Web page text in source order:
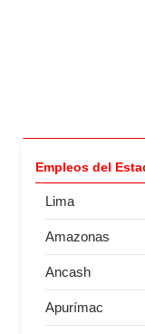
Empleos del
Lima
Amazonas
Ancash
Apurímac